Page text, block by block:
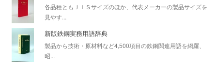
各品種ともＪＩＳサイズのほか、代表メーカーの製品サイズを
見やす...
新版鉄鋼実務用語辞典
製品から技術・原材料など4,500項目の鉄鋼関連用語を網羅、
昭...